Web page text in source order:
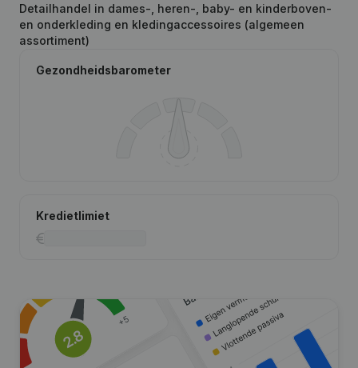
Detailhandel in dames-, heren-, baby- en kinderboven-
en onderkleding en kledingaccessoires (algemeen
assortiment)
Gezondheidsbarometer
Kredietlimiet